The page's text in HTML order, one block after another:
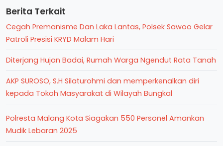
Berita Terkait
Cegah Premanisme Dan Laka Lantas, Polsek Sawoo Gelar
Patroli Presisi KRYD Malam Hari
Diterjang Hujan Badai, Rumah Warga Ngendut Rata Tanah
AKP SUROSO, S.H Silaturohmi dan memperkenalkan diri
kepada Tokoh Masyarakat di Wilayah Bungkal
Polresta Malang Kota Siagakan 550 Personel Amankan
Mudik Lebaran 2025